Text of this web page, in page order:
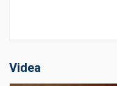
Videa